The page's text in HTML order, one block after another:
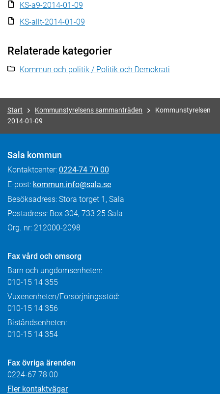
KS-a9-2014-01-09
KS-allt-2014-01-09
Relaterade kategorier
Kommun och politik / Politik och Demokrati
Start Kommunstyrelsens sammanträden
Kommunstyrelsen
2014-01-09
Sala kommun
Kontaktcenter: 0224-74 70 00
E-post: kommun.info@sala.se
Besöksadress: Stora torget 1, Sala
Postadress: Box 304, 733 25 Sala
Org. nr: 212000-2098
Fax vård och omsorg
Barn och ungdomsenheten:
010-15 14 355
Vuxenenheten/Försörjningsstöd:
010-15 14 356
Biståndsenheten:
010-15 14 354
Fax övriga ärenden
0224-67 78 00
Fler kontaktvägar